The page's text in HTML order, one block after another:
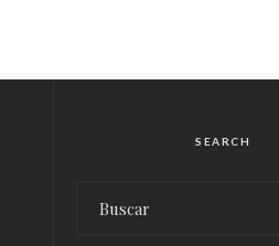
SEARCH